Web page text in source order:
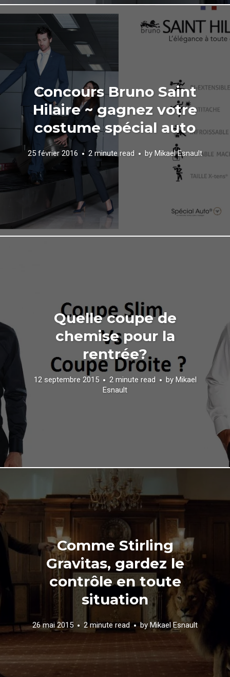
Concours Bruno Saint
Hilaire ~ gagnez votre
costume spécial auto
25 février 2016 2 minute read by Mikael Esnault
Quelle coupe de
chemise pour la
rentrée?
12 septembre 2015 2 minute read by Mikael
Esnault
Comme Stirling
Gravitas, gardez le
contrôle en toute
situation
26 mai 2015 2 minute read byMikael Esnault